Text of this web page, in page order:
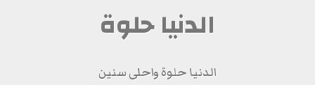
الدنيا حلوة
الدنيا حلوة واحلى سنين